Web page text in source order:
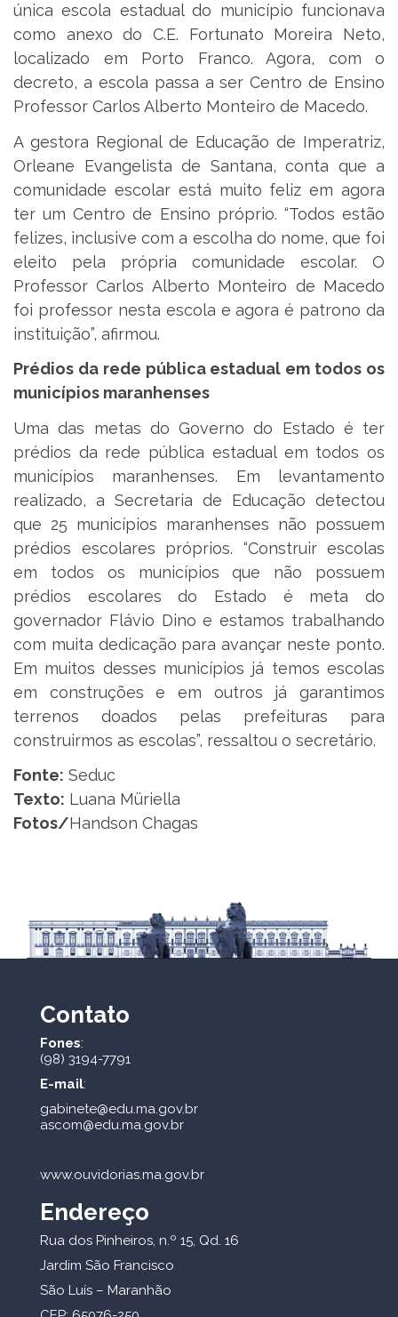
única escola estadual do município funcionava
como anexo do C.E. Fortunato Moreira Neto,
localizado em Porto Franco. Agora, com o
decreto, a escola passa a ser Centro de Ensino
Professor Carlos Alberto Monteiro de Macedo.
A gestora Regional de Educação de Imperatriz,
Orleane Evangelista de Santana, conta que a
comunidade escolar está muito feliz em agora
ter um Centro de Ensino próprio. “Todos estão
felizes, inclusive com a escolha do nome, que foi
eleito pela própria comunidade escolar. O
Professor Carlos Alberto Monteiro de Macedo
foi professor nesta escola e agora é patrono da
instituição”, afirmou.
Prédios da rede pública estadual em todos os
municípios maranhenses
Uma das metas do Governo do Estado é ter
prédios da rede pública estadual em todos os
municípios maranhenses. Em levantamento
realizado, a Secretaria de Educação detectou
que 25 municípios maranhenses não possuem
prédios escolares próprios. “Construir escolas
em todos os municípios que não possuem
prédios escolares do Estado é meta do
governador Flávio Dino e estamos trabalhando
com muita dedicação para avançar neste ponto.
Em muitos desses municípios já temos escolas
em construções e em outros já garantimos
terrenos doados pelas prefeituras para
construirmos as escolas”, ressaltou o secretário.
Fonte: Seduc
Texto: Luana Müriella
Fotos/Handson Chagas
Contato
Fones:
(98) 3194-7791
E-mail:
gabinete@edu.ma.gov.br
ascom@edu.ma.gov.br
www.ouvidorias.ma.gov.br
Endereço
Rua dos Pinheiros, n.º 15, Qd. 16
Jardim São Francisco
São Luís – Maranhão